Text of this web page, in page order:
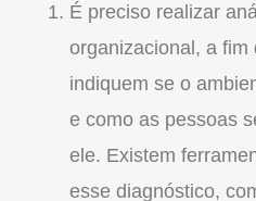
É preciso realizar
organizacional, a fim
indiquem se o
e como as pessoas
ele. Existem
esse diagnóstico,